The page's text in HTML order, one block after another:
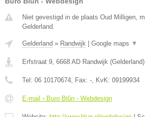
Niet gevestigd in de plaats Oud Milligen,
Gelderland.
Gelderland » Randwijk Google maps ▼
Erfstraat 9, 6668 AD Randwijk (Gelderland)
Tel: 06 10170674, Fax: -, KvK: 09199934
E-mail › Buro Blûn - Webdesign